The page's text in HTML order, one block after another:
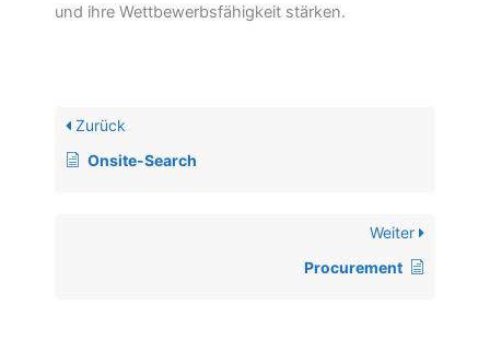
und ihre Wettbewerbsfähigkeit stärken.
Zurück
Onsite-Search
Weiter
Procurement